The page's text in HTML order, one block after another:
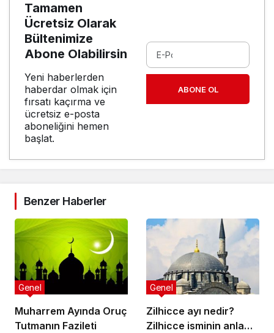
Tamamen
Ücretsiz Olarak
Bültenimize
Abone Olabilirsin
Yeni haberlerden
haberdar olmak için
fırsatı kaçırma ve
ücretsiz e-posta
aboneliğini hemen
başlat.
ABONE OL
Benzer Haberler
Muharrem Ayında Oruç
Tutmanın Fazileti
Genel
Zilhicce ayı nedir?
Zilhicce isminin anlamı
Genel